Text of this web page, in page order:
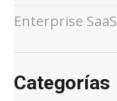
Enterprise SaaS
Categorías